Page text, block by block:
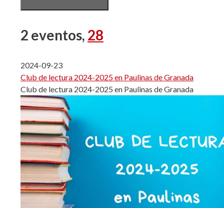
2 eventos, 28
2024-09-23
Club de lectura 2024-2025 en Paulinas de Granada
Club de lectura 2024-2025 en Paulinas de Granada